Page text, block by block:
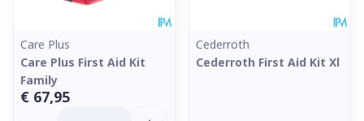
Care Plus
Care Plus First Aid Kit
Family
€ 67,95
Cederroth
Cederroth First Aid Kit Xl